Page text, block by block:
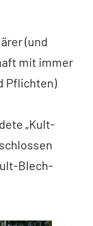
(und
mit immer
Pflichten)
„Kult-
Blech-